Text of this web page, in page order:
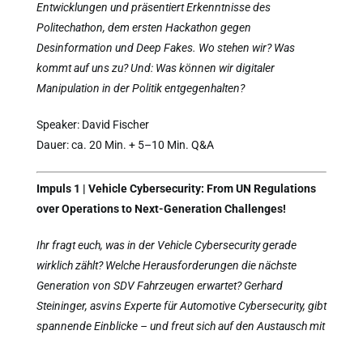
Entwicklungen und präsentiert Erkenntnisse des
Politechathon, dem ersten Hackathon gegen
Desinformation und Deep Fakes. Wo stehen wir? Was
kommt auf uns zu? Und: Was können wir digitaler
Manipulation in der Politik entgegenhalten?
Speaker: David Fischer
Dauer: ca. 20 Min. + 5–10 Min. Q&A
Impuls 1 | Vehicle Cybersecurity: From UN Regulations
over Operations to Next-Generation Challenges!
Ihr fragt euch, was in der Vehicle Cybersecurity gerade
wirklich zählt? Welche Herausforderungen die nächste
Generation von SDV Fahrzeugen erwartet? Gerhard
Steininger, asvins Experte für Automotive Cybersecurity, gibt
spannende Einblicke – und freut sich auf den Austausch mit